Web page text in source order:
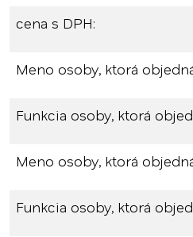
cena s DPH:
Meno osoby, ktorá
Funkcia osoby, ktorá
Meno osoby, ktorá
Funkcia osoby, ktorá